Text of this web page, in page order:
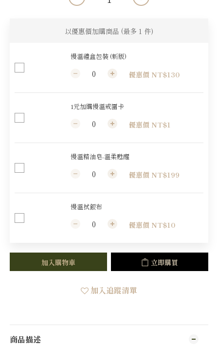
以優惠價加購商品 (最多 1 件)
慢溫禮盒包裝 (新版)
優惠價 NT$130
1元加購慢溫戒圍卡
優惠價 NT$1
慢溫精油皂-溫柔甦醒
優惠價 NT$199
慢溫拭銀布
優惠價 NT$10
加入購物車 立即購買
加入追蹤清單
商品描述